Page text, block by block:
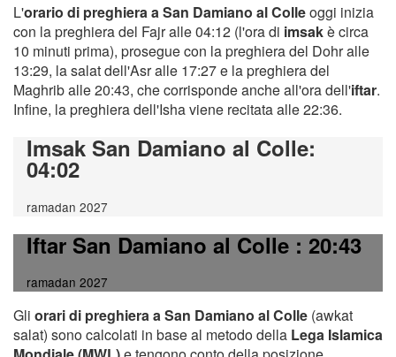
L'orario di preghiera a San Damiano al Colleoggi inizia
con la preghiera del Fajr alle 04:12 (l'ora di imsakè circa
10 minuti prima), prosegue con la preghiera del Dohr alle
13:29, la salat dell'Asr alle 17:27 e la preghiera del
Maghrib alle 20:43, che corrisponde anche all'ora dell'iftar.
Infine, la preghiera dell'Isha viene recitata alle 22:36.
Imsak San Damiano al Colle:
04:02
ramadan 2027
Iftar San Damiano al Colle: 20:43
ramadan 2027
Gli orari di preghiera a San Damiano al Colle (awkat
salat) sono calcolati in base al metodo della Lega Islamica